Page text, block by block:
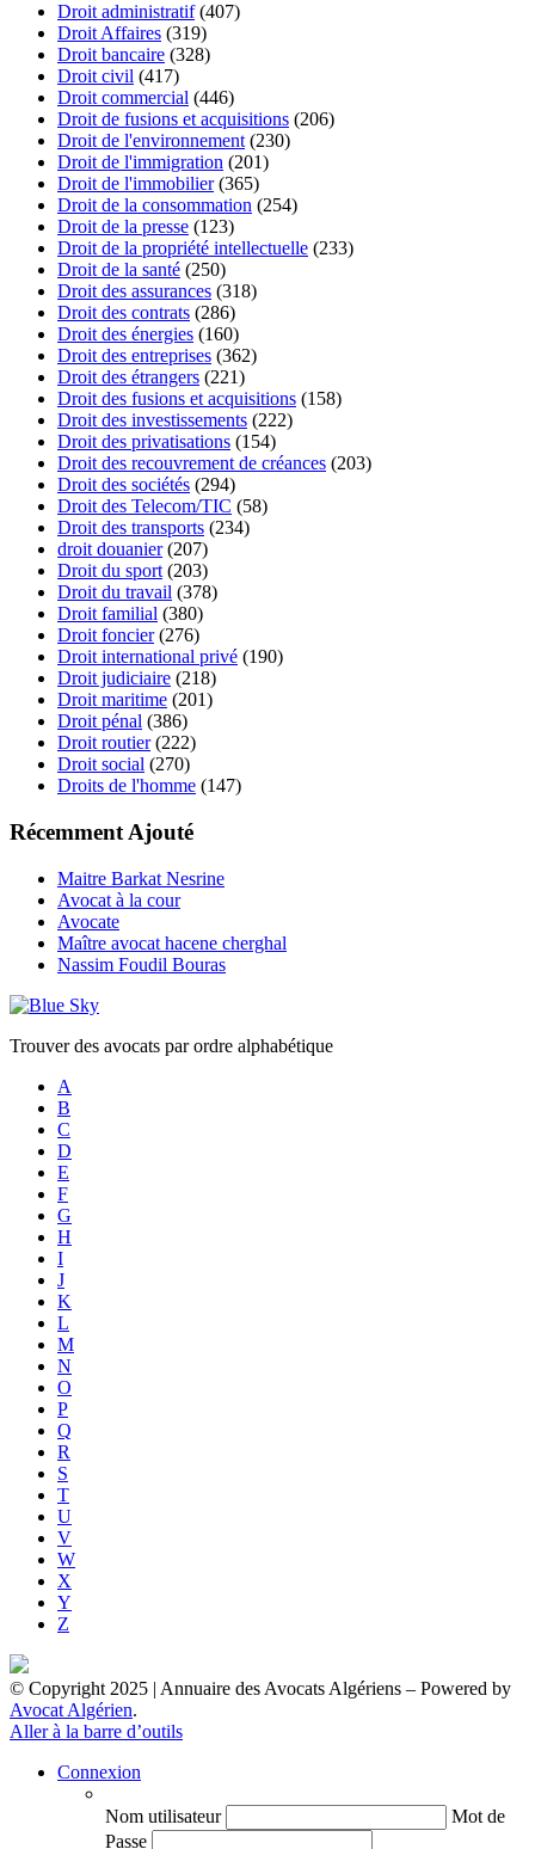
Droit administratif(407)
Droit Affaires (319)
Droit bancaire (328)
Droit civil (417)
Droit commercial (446)
Droit de fusions et acquisitions (206)
Droit de l'environnement (230)
Droit de l'immigration (201)
Droit de l'immobilier(365)
Droit de la consommation (254)
Droit de la presse (123)
Droit de la propriété intellectuelle (233)
Droit de la santé (250)
Droit des assurances (318)
Droit des contrats (286)
Droit des énergies (160)
Droit des entreprises (362)
Droit des étrangers (221)
Droit des fusions et acquisitions (158)
Droit des investissements (222)
Droit des privatisations (154)
Droit des recouvrement de créances (203)
Droit des sociétés (294)
Droit des Telecom/TIC (58)
Droit des transports (234)
droit douanier(207)
Droit du sport (203)
Droit du travail (378)
Droit familial (380)
Droit foncier(276)
Droit international privé (190)
Droit judiciaire (218)
Droit maritime (201)
Droit pénal (386)
Droit routier(222)
Droit social (270)
Droits de l'homme (147)
Récemment Ajouté
Maitre Barkat Nesrine
Avocat à la cour
Avocate
Maître avocat hacene cherghal
Nassim Foudil Bouras
Trouver des avocats par ordre alphabétique
A
B
C
D
E
F
G
H
I
J
K
L
M
N
O
P
Q
R
S
T
U
V
W
X
Y
Z
© Copyright 2025 | Annuaire des Avocats Algériens – Powered by
Avocat Algérien.
Aller à la barre d’outils
Connexion
Nom utilisateur
Mot de
Passe